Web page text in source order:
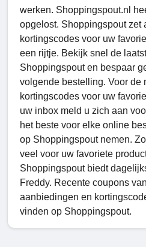
werken. Shoppingspout.nl
opgelost. Shoppingspout zet
kortingscodes voor uw
een rijtje. Bekijk snel de
Shoppingspout en bespaar
volgende bestelling. Voor de
kortingscodes voor uw
uw inbox meld u zich aan
het beste voor elke online
op Shoppingspout nemen.
veel voor uw favoriete
Shoppingspout biedt
Freddy. Recente coupons
aanbiedingen en
vinden op Shoppingspout.